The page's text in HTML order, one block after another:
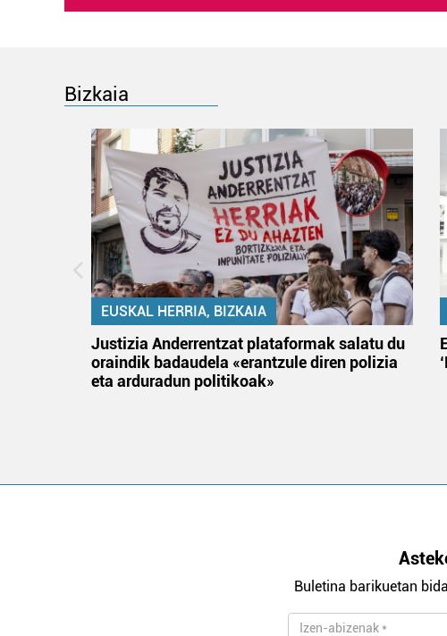
Bizkaia
EUSKAL HERRIA, BIZKAIA
Justizia Anderrentzat plataformak salatu du
oraindik badaudela «erantzule diren polizia
eta arduradun politikoak»
Buletina barikuetan